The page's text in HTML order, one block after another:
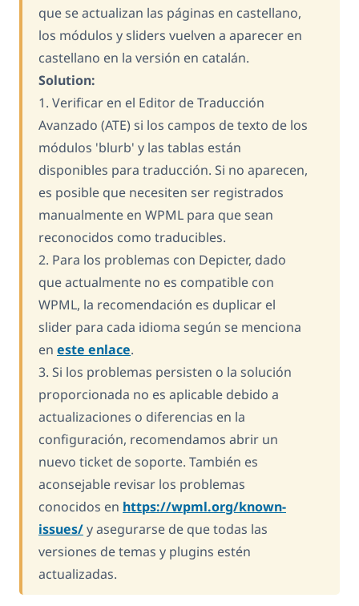
que se actualizan las páginas en castellano,
los módulos y sliders vuelven a aparecer en
castellano en la versión en catalán.
Solution:
1. Verificar en el Editor de Traducción
Avanzado (ATE) si los campos de texto de los
módulos 'blurb' y las tablas están
disponibles para traducción. Si no aparecen,
es posible que necesiten ser registrados
manualmente en WPML para que sean
reconocidos como traducibles.
2. Para los problemas con Depicter, dado
que actualmente no es compatible con
WPML, la recomendación es duplicar el
slider para cada idioma según se menciona
en este enlace.
3. Si los problemas persisten o la solución
proporcionada no es aplicable debido a
actualizaciones o diferencias en la
configuración, recomendamos abrir un
nuevo ticket de soporte. También es
aconsejable revisar los problemas
conocidos en https://wpml.org/known-
issues/y asegurarse de que todas las
versiones de temas y plugins estén
actualizadas.